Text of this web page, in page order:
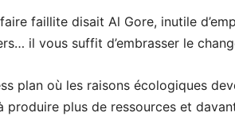
faillite disait Al Gore, inutile
il vous suffit d’embrasser le
plan où les raisons écologiques
produire plus de ressources et